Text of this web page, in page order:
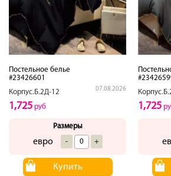
Постельное белье
#23426601
Корпус.Б.2Д-12
07.08.2026
1,725 руб
Размеры
евро - +
Купить
1,725